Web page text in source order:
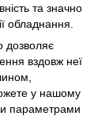
та значно
обладнання.
вздовж неї
у нашому
параметрами